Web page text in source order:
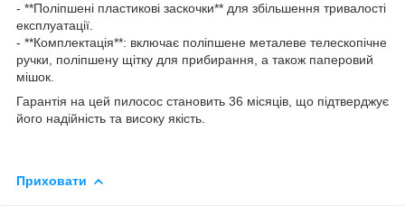
- **Поліпшені пластикові заскочки** для збільшення тривалості
експлуатації.
- **Комплектація**: включає поліпшене металеве телескопічне
ручки, поліпшену щітку для прибирання, а також паперовий
мішок.
Гарантія на цей пилосос становить 36 місяців, що підтверджує
його надійність та високу якість.
Приховати